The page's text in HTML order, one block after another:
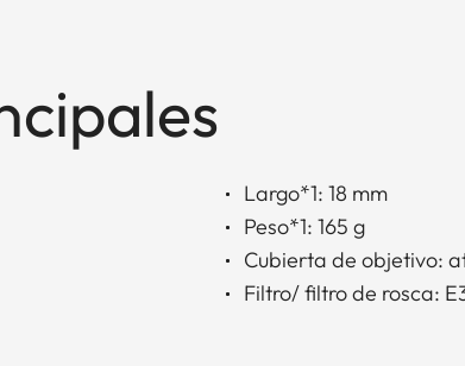
Largo*1: 18 mm
Peso*1: 165 g
Cubierta de objetivo:
Filtro/ filtro de rosca: